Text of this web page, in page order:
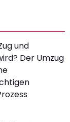
und
Der Umzug